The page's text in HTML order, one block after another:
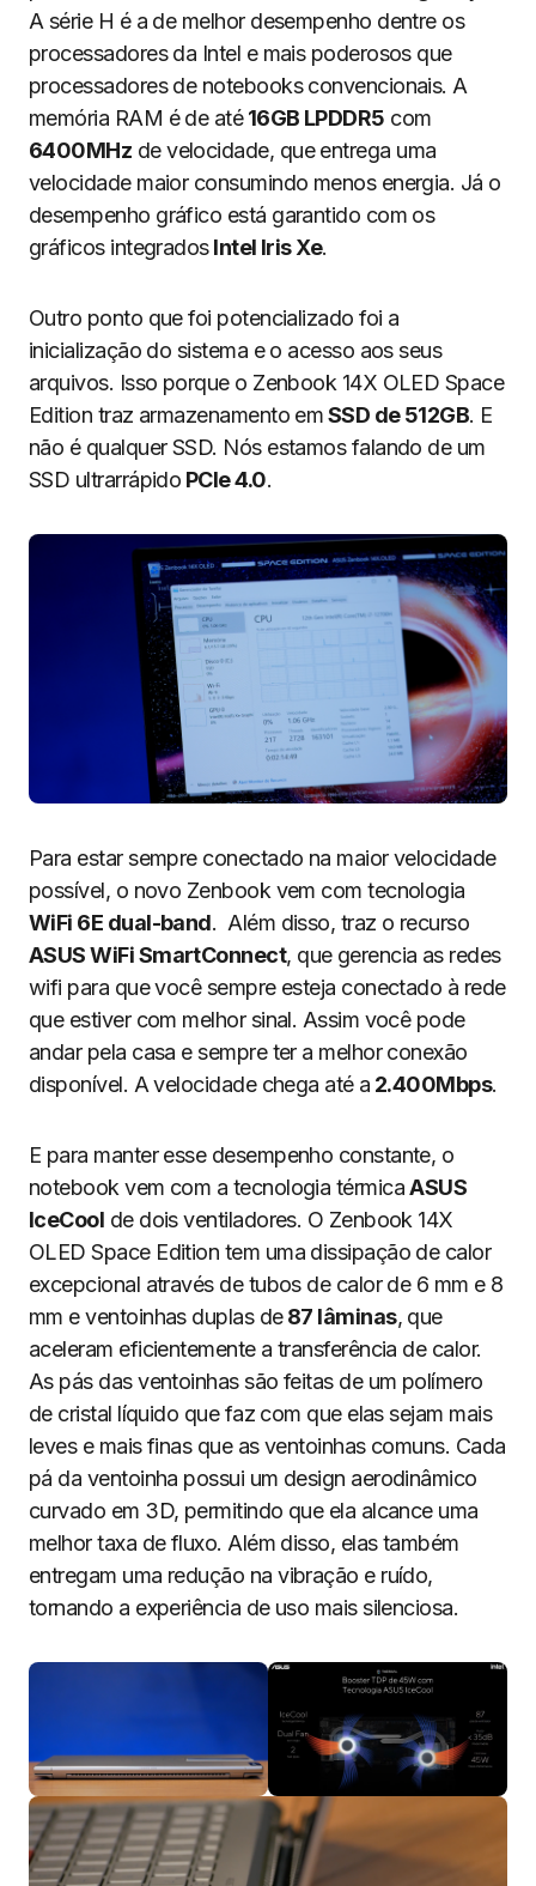
A série H é a de melhor desempenho dentre os
processadores da Intel e mais poderosos que
processadores de notebooks convencionais. A
memória RAM é de até16GB LPDDR5 com
6400MHz de velocidade, que entrega uma
velocidade maior consumindo menos energia. Já o
desempenho gráfico está garantido com os
gráficos integradosIntel Iris Xe.
Outro ponto que foi potencializado foi a
inicialização do sistema e o acesso aos seus
arquivos. Isso porque o Zenbook 14X OLED Space
Edition traz armazenamento emSSD de 512GB. E
não é qualquer SSD. Nós estamos falando de um
SSD ultrarrápido PCIe 4.0.
Para estar sempre conectado na maior velocidade
possível, o novo Zenbook vem com tecnologia
WiFi 6E dual-band. Além disso, traz o recurso
ASUS WiFi SmartConnect, que gerencia as redes
wifi para que você sempre esteja conectado à rede
que estiver com melhor sinal. Assim você pode
andar pela casa e sempre ter a melhor conexão
disponível. A velocidade chega até a 2.400Mbps.
E para manter esse desempenho constante, o
notebook vem com a tecnologia térmicaASUS
IceCool de dois ventiladores. O Zenbook 14X
OLED Space Edition tem uma dissipação de calor
excepcional através de tubos de calor de 6 mm e 8
mm e ventoinhas duplas de87 lâminas, que
aceleram eficientemente a transferência de calor.
As pás das ventoinhas são feitas de um polímero
de cristal líquido que faz com que elas sejam mais
leves e mais finas que as ventoinhas comuns. Cada
pá da ventoinha possui um design aerodinâmico
curvado em 3D, permitindo que ela alcance uma
melhor taxa de fluxo. Além disso, elas também
entregam uma redução na vibração e ruído,
tornando a experiência de uso mais silenciosa.